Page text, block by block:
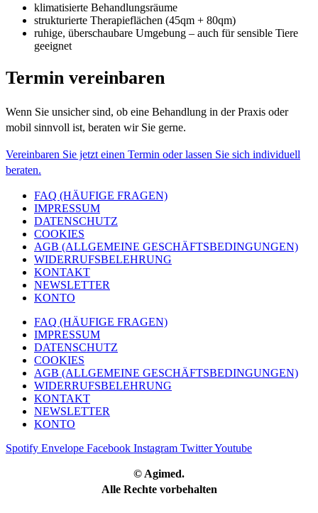
klimatisierte Behandlungsräume
strukturierte Therapieflächen (45qm + 80qm)
ruhige, überschaubare Umgebung – auch für sensible Tiere
geeignet
Termin vereinbaren
Wenn Sie unsicher sind, ob eine Behandlung in der Praxis oder
mobil sinnvoll ist, beraten wir Sie gerne.
Vereinbaren Sie jetzt einen Termin oder lassen Sie sich individuell
beraten.
FAQ (HÄUFIGE FRAGEN)
IMPRESSUM
DATENSCHUTZ
COOKIES
AGB (ALLGEMEINE GESCHÄFTSBEDINGUNGEN)
WIDERRUFSBELEHRUNG
KONTAKT
NEWSLETTER
KONTO
FAQ (HÄUFIGE FRAGEN)
IMPRESSUM
DATENSCHUTZ
COOKIES
AGB (ALLGEMEINE GESCHÄFTSBEDINGUNGEN)
WIDERRUFSBELEHRUNG
KONTAKT
NEWSLETTER
KONTO
Spotify Envelope Facebook Instagram TwitterYoutube
© Agimed.
Alle Rechte vorbehalten